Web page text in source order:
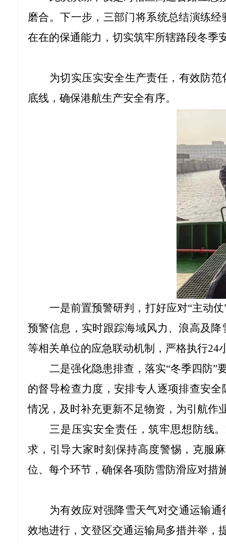
磨合。下一步，三部门将系统总结演练
在在的保通能力，切实筑牢所辖路段冬季
为切实压实安全生产责任，有效防
底线，确保港航生产安全有序。
一是前置预警研判，打好应对“主动
预警信息，实时跟踪海域风力、浪高及
等相关单位的应急联动机制，严格执行
二是强化隐患排查，落实“冬季四防”
的督导检查力度，安排专人逐项排查安
情况，及时补充更新不足物资，为引航作
三是压实安全责任，筑牢思想防线
求，引导大家时刻保持高度警惕，克服
位、每个环节，确保各项防雪防滑应对措
为有效应对强降雪天气对交通运输
效地进行，文登区交通运输局多措并举，